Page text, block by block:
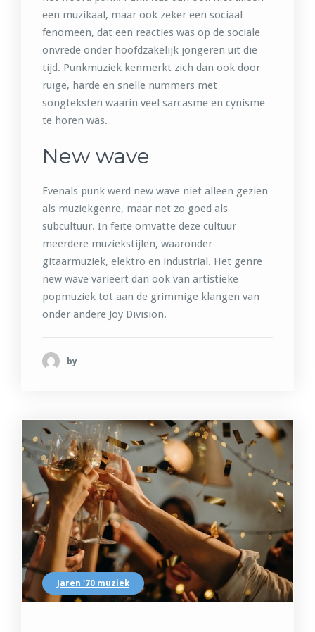
een muzikaal, maar ook zeker een sociaal
fenomeen, dat een reacties was op de sociale
onvrede onder hoofdzakelijk jongeren uit die
tijd. Punkmuziek kenmerkt zich dan ook door
ruige, harde en snelle nummers met
songteksten waarin veel sarcasme en cynisme
te horen was.
New wave
Evenals punk werd new wave niet alleen gezien
als muziekgenre, maar net zo goed als
subcultuur. In feite omvatte deze cultuur
meerdere muziekstijlen, waaronder
gitaarmuziek, elektro en industrial. Het genre
new wave varieert dan ook van artistieke
popmuziek tot aan de grimmige klangen van
onder andere Joy Division.
by
Jaren '70 muziek